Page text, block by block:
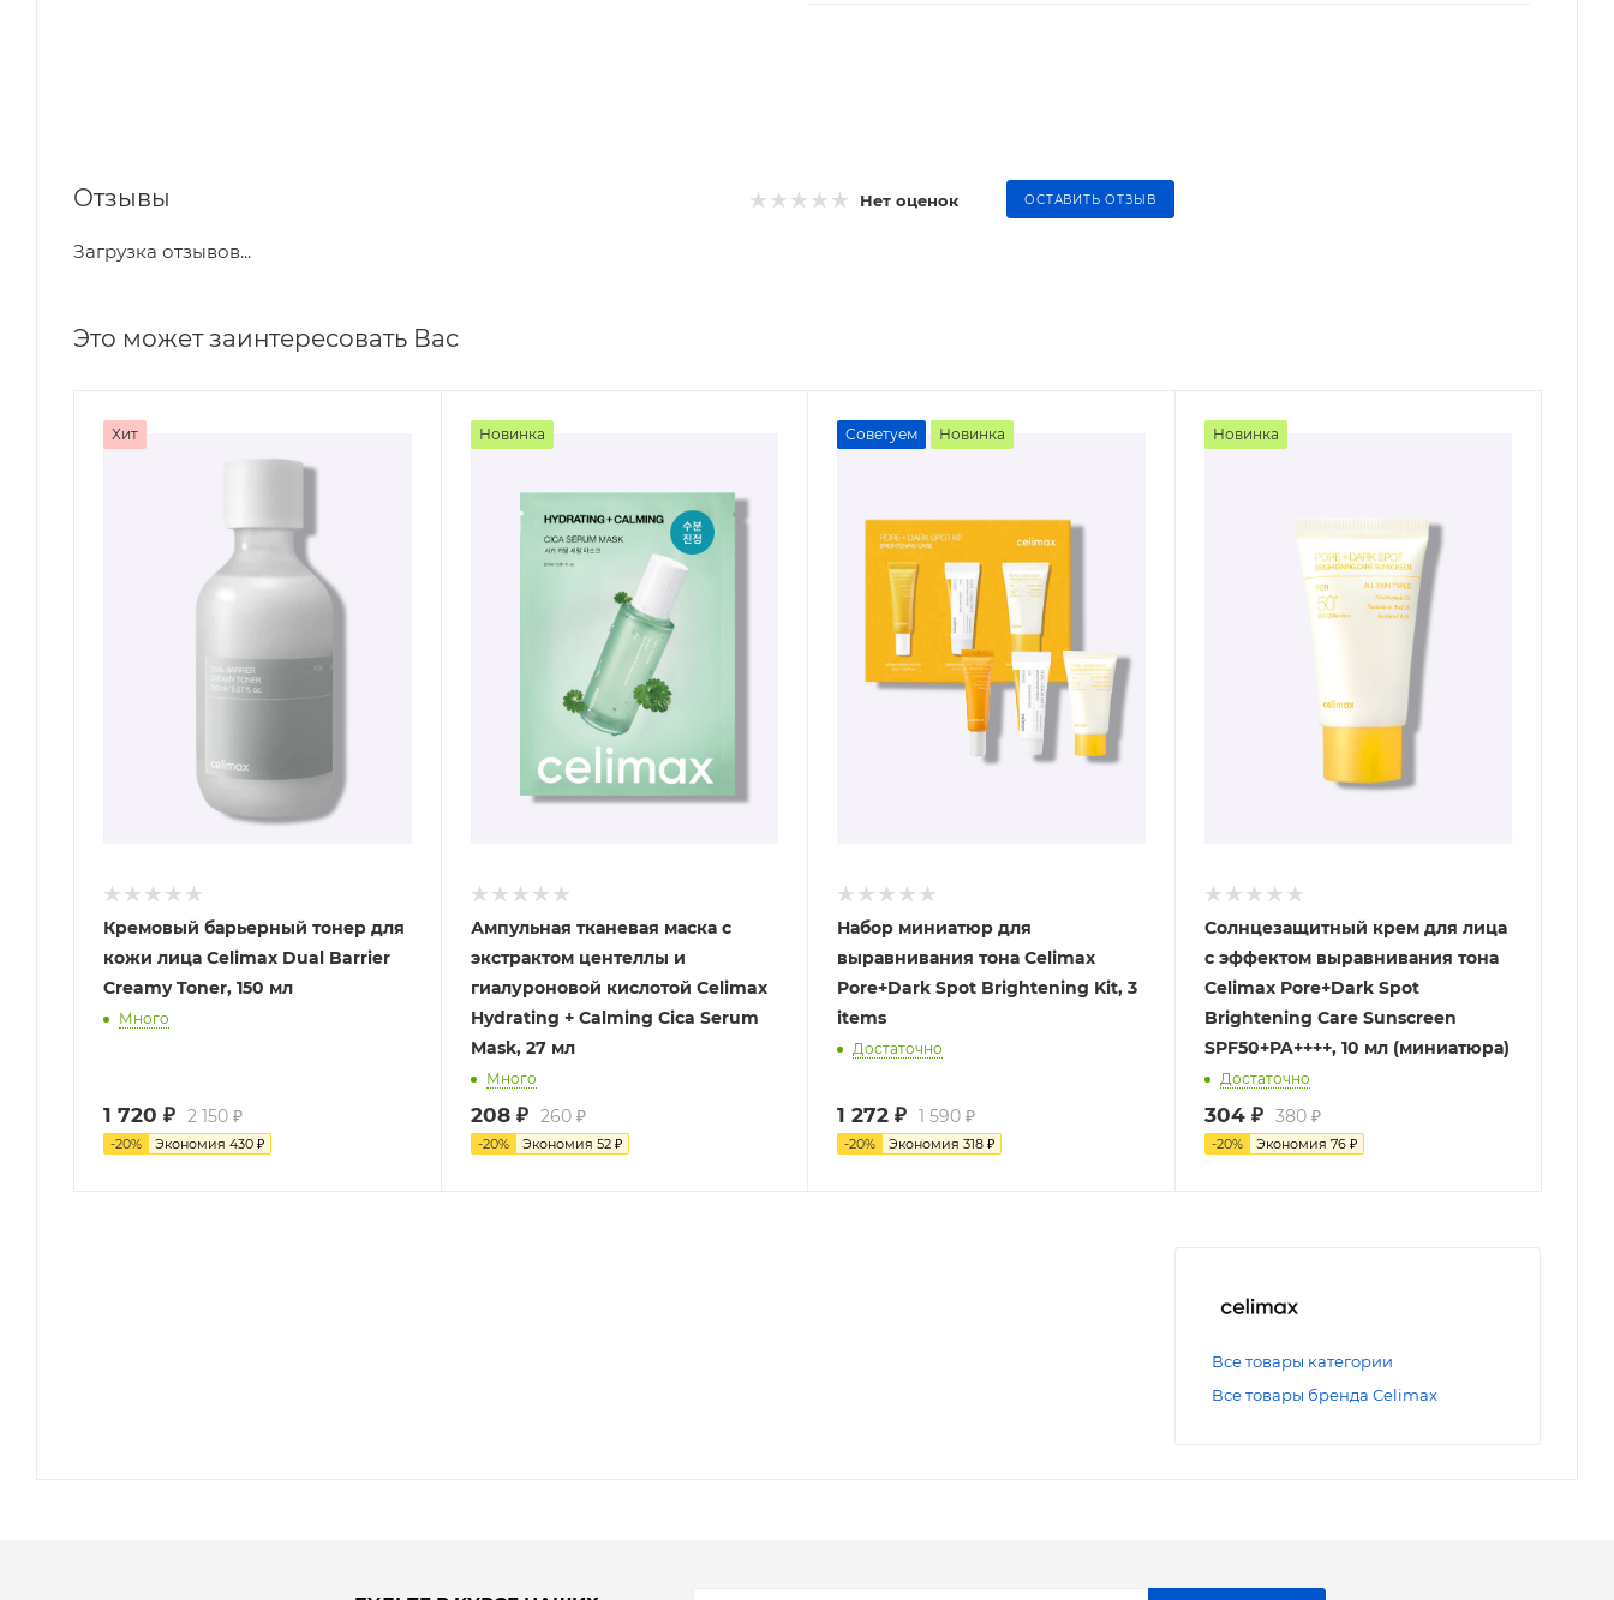
Отзывы Нет оценок ОСТАВИТЬ ОТЗЫВ
Загрузка отзывов...
Это может заинтересовать Вас
Хит
Кремовый барьерный тонер для
кожи лица Celimax Dual Barrier
Creamy Toner, 150 мл
Много
1 720 ₽ 2 150 ₽
-20% Экономия 430 ₽
Новинка
Ампульная тканевая маска с
экстрактом центеллы и
гиалуроновой кислотой Celimax
Hydrating + Calming Cica Serum
Mask, 27 мл
Много
208₽ 260₽
-20% Экономия 52₽
Советуем Новинка
Набор миниатюр для
выравнивания тона Celimax
Pore+Dark Spot Brightening Kit, 3
items
Достаточно
1 272 ₽ 1 590 ₽
-20% Экономия 318 ₽
Новинка
Солнцезащитный крем для лица
с эффектом выравнивания тона
Celimax Pore+Dark Spot
Brightening Care Sunscreen
SPF50+PA++++, 10 мл (миниатюра)
Достаточно
304₽ 380₽
-20% Экономия 76₽
Все товары категории
Все товары бренда Celimax